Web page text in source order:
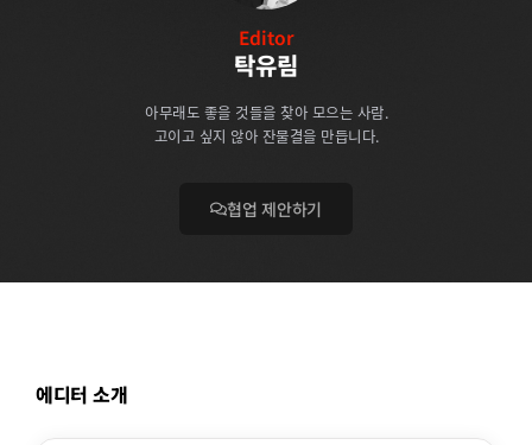
Editor
탁유림
아무래도 좋을 것들을 찾아 모으는 사람.
고이고 싶지 않아 잔물결을 만듭니다.
협업 제안하기
에디터 소개